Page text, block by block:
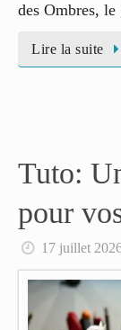
des Ombres,
Lire la suite
Tuto:
pour
17 juillet